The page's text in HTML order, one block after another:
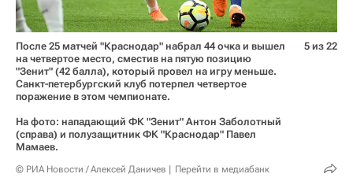
После 25 матчей "Краснодар" набрал 44 очка и вышел
на четвертое место, сместив на пятую позицию
"Зенит" (42 балла), который провел на игру меньше.
Санкт-петербургский клуб потерпел четвертое
поражение в этом чемпионате.
На фото: нападающий ФК "Зенит" Антон Заболотный
(справа) и полузащитник ФК "Краснодар" Павел
Мамаев.
© РИА Новости / Алексей Даничев Перейти в медиабанк
5 из 22